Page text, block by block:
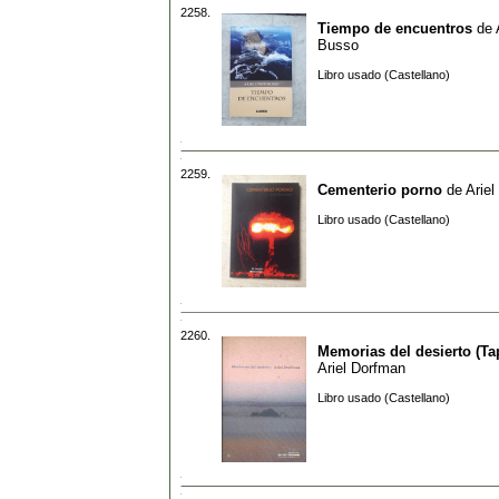
2258.
Tiempo de encuentros de
Busso
Libro usado (Castellano)
2259.
Cementerio porno de Ariel
Libro usado (Castellano)
2260.
Memorias del desierto
Ariel Dorfman
Libro usado (Castellano)